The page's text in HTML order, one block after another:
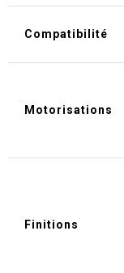
Compatibilité
Motorisations
Finitions